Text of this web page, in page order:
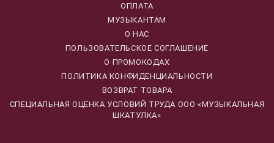
ОПЛАТА
МУЗЫКАНТАМ
О НАС
ПОЛЬЗОВАТЕЛЬСКОЕ СОГЛАШЕНИЕ
О ПРОМОКОДАХ
ПОЛИТИКА КОНФИДЕНЦИАЛЬНОСТИ
ВОЗВРАТ ТОВАРА
CПЕЦИАЛЬНАЯ ОЦЕНКА УСЛОВИЙ ТРУДА ООО «МУЗЫКАЛЬНАЯ
ШКАТУЛКА»